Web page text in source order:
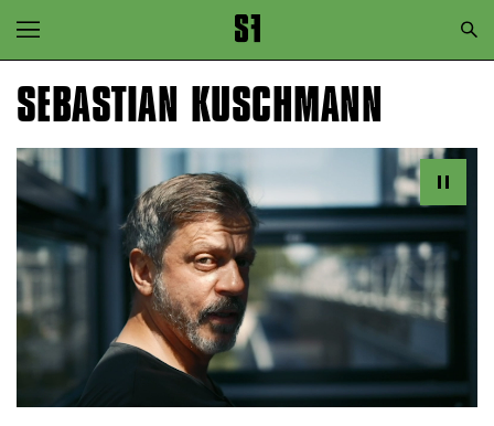
Zur Hauptnavigation springen
Zum Hauptinhalt springen
SEBASTIAN KUSCHMANN